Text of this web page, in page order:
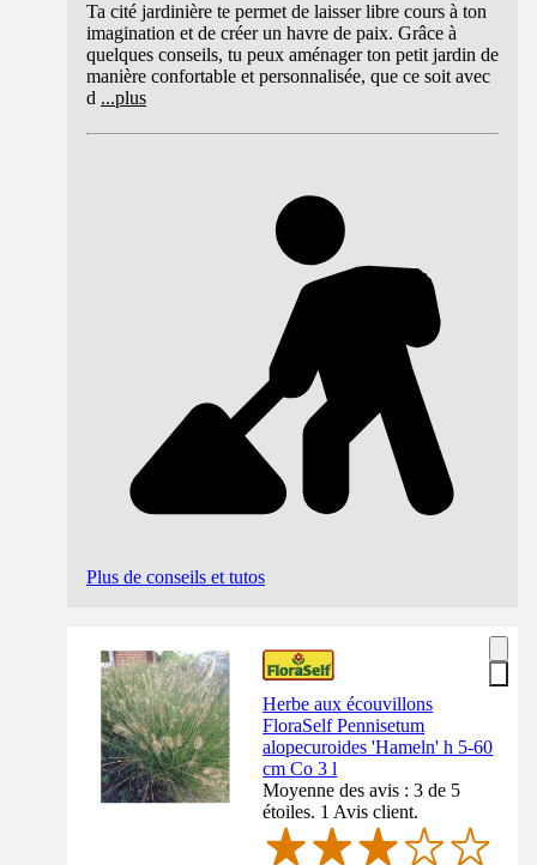
Ta cité jardinière te permet de laisser libre cours à ton
imagination et de créer un havre de paix. Grâce à
quelques conseils, tu peux aménager ton petit jardin de
manière confortable et personnalisée, que ce soit avec
d ...plus
Plus de conseils et tutos
Herbe aux écouvillons
FloraSelf Pennisetum
alopecuroides 'Hameln' h 5-60
cm Co 3 l
Moyenne des avis : 3 de 5
étoiles. 1 Avis client.